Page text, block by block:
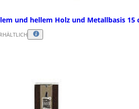
und hellem Holz und Metallbasis 15